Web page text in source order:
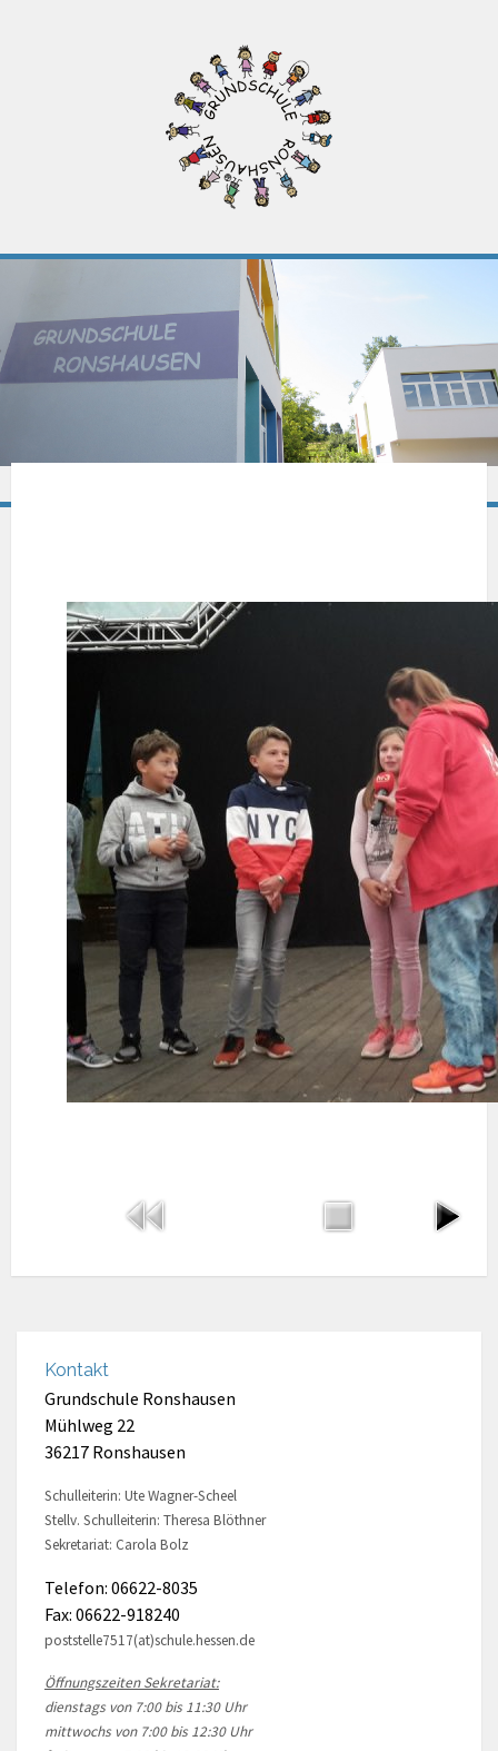
Kontakt
Grundschule Ronshausen
Mühlweg 22
36217 Ronshausen
Schulleiterin: Ute Wagner-Scheel
Stellv. Schulleiterin: Theresa Blöthner
Sekretariat: Carola Bolz
Telefon: 06622-8035
Fax: 06622-918240
poststelle7517(at)schule.hessen.de
Öffnungszeiten Sekretariat:
dienstags von 7:00 bis 11:30 Uhr
mittwochs von 7:00 bis 12:30 Uhr